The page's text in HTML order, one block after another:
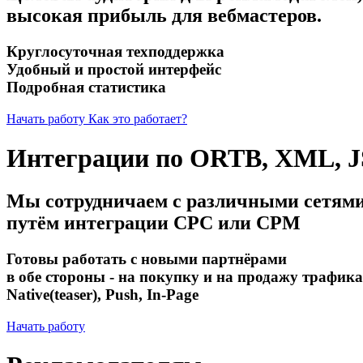
высокая прибыль для вебмастеров.
Круглосуточная техподдержка
Удобный и простой интерфейс
Подробная статистика
Начать работу Как это работает?
Интеграции по ORTB, XML,
Мы сотрудничаем с различными
путём интеграции CPC или CPM
Готовы работать с новыми партнёрами
в обе стороны - на покупку и на продажу
Native(teaser), Push, In-Page
Начать работу